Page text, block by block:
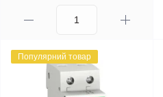
Популярний товар